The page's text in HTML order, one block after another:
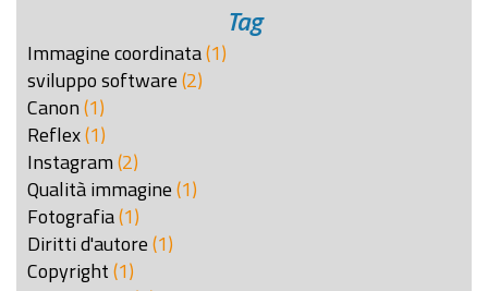
Tag
Immagine coordinata(1)
sviluppo software(2)
Canon(1)
Reflex(1)
Instagram(2)
Qualità immagine(1)
Fotografia(1)
Diritti d'autore(1)
Copyright(1)